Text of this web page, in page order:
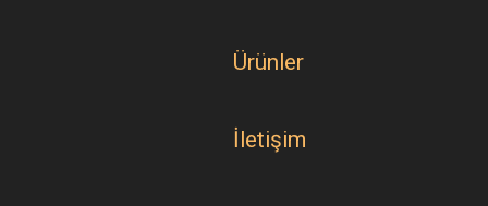
Ürünler
İletişim